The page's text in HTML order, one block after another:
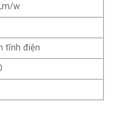
w
tĩnh điện